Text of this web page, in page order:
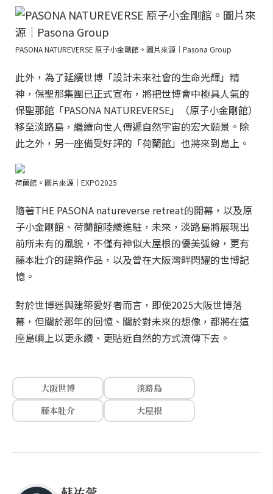
PASONA NATUREVERSE 原子小金剛館。圖片來源｜Pasona Group
此外，為了延續世博「設計未來社會的生命光輝」精
神，保聖那集團已正式宣布，將把世博會中極具人氣的
保聖那館「PASONA NATUREVERSE」（原子小金剛館）
移至淡路島，繼續向世人傳遞自然宇宙的宏大願景。除
此之外，另一座備受好評的「荷蘭館」也將來到島上。
荷蘭館。圖片來源｜EXPO2025
隨著THE PASONA natureverse retreat的開幕，以及原
子小金剛館、荷蘭館陸續進駐，未來，淡路島將展現出
前所未有的風貌，不僅有神似大屋根的優美弧線，更有
藤本壯介的建築作品，以及曾在大阪灣畔閃耀的世博記
憶。
對於世博迷與建築愛好者而言，即使2025大阪世博落
幕，但關於那年的回憶、關於對未來的想像，都將在這
座島嶼上以更永續、更貼近自然的方式流傳下去。
大阪世博
淡路島
藤本壯介
大屋根